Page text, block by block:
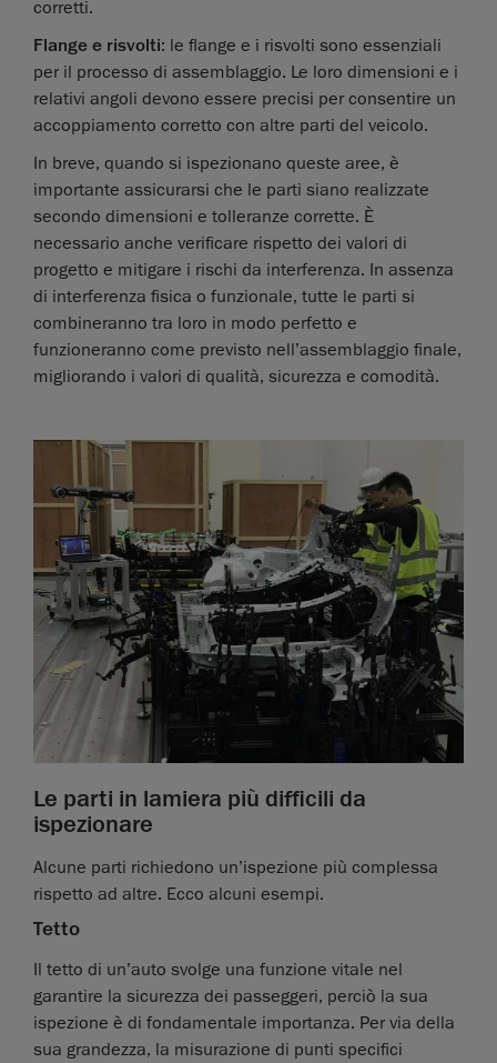
corretti.
Flange e risvolti: le flange e i risvolti sono essenziali
per il processo di assemblaggio. Le loro dimensioni e i
relativi angoli devono essere precisi per consentire un
accoppiamento corretto con altre parti del veicolo.
In breve, quando si ispezionano queste aree, è
importante assicurarsi che le parti siano realizzate
secondo dimensioni e tolleranze corrette. È
necessario anche verificare rispetto dei valori di
progetto e mitigare i rischi da interferenza. In assenza
di interferenza fisica o funzionale, tutte le parti si
combineranno tra loro in modo perfetto e
funzioneranno come previsto nell’assemblaggio finale,
migliorando i valori di qualità, sicurezza e comodità.
Le parti in lamiera più difficili da
ispezionare
Alcune parti richiedono un’ispezione più complessa
rispetto ad altre. Ecco alcuni esempi.
Tetto
Il tetto di un’auto svolge una funzione vitale nel
garantire la sicurezza dei passeggeri, perciò la sua
ispezione è di fondamentale importanza. Per via della
sua grandezza, la misurazione di punti specifici